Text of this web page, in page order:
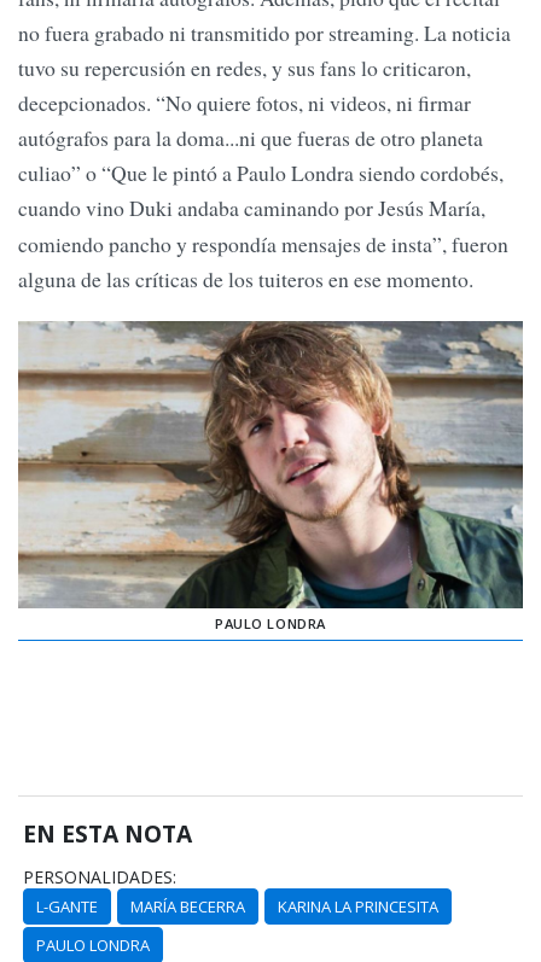
no fuera grabado ni transmitido por streaming. La noticia
tuvo su repercusión en redes, y sus fans lo criticaron,
decepcionados. “No quiere fotos, ni videos, ni firmar
autógrafos para la doma...ni que fueras de otro planeta
culiao” o “Que le pintó a Paulo Londra siendo cordobés,
cuando vinoDuki andaba caminando por Jesús María,
comiendo pancho y respondía mensajes de insta”, fueron
alguna de las críticas de los tuiteros en ese momento.
PAULO LONDRA
EN ESTA NOTA
PERSONALIDADES:
L-GANTE MARÍA BECERRA
KARINA LA PRINCESITA
PAULO LONDRA